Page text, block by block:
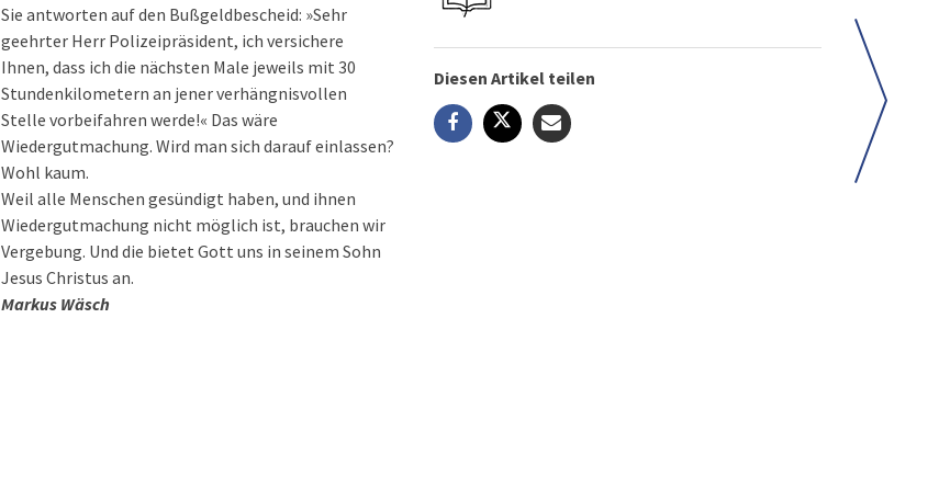
Sie antworten auf den Bußgeldbescheid: »Sehr
geehrter Herr Polizeipräsident, ich versichere
Ihnen, dass ich die nächsten Male jeweils mit 30
Stundenkilometern an jener verhängnisvollen
Stelle vorbeifahren werde!« Das wäre
Wiedergutmachung. Wird man sich darauf einlassen?
Wohl kaum.
Weil alle Menschen gesündigt haben, und ihnen
Wiedergutmachung nicht möglich ist, brauchen wir
Vergebung. Und die bietet Gott uns in seinem Sohn
Jesus Christus an.
Markus Wäsch
Diesen Artikel teilen